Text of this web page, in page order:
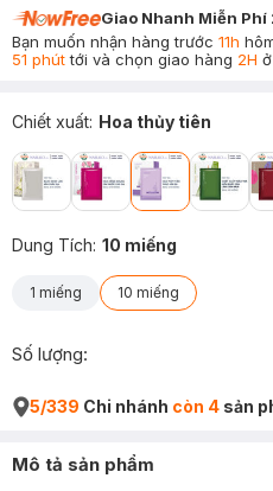
Giao Nhanh Miễn Phí
Bạn muốn nhận hàng trước 11h
51 phúttới và chọn giao hàng 2H
Chiết xuất: Hoa thủy tiên
Dung Tích: 10 miếng
1 miếng 10 miếng
Số lượng:
5/339 Chi nhánh còn 4 sản
Mô tả sản phẩm